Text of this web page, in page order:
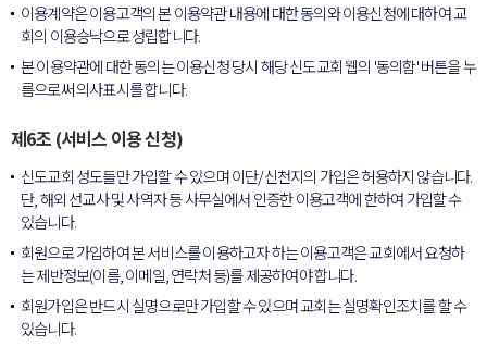
이용계약은 이용고객의 본 이용약관 내용에 대한 동의와 이용신청에 대하여 교
회의 이용승낙으로 성립합니다.
본 이용약관에 대한 동의는 이용신청 당시 해당 신도교회 웹의 '동의함' 버튼을 누
름으로써 의사표시를 합니다.
제6조 (서비스 이용 신청)
신도교회 성도들만 가입할 수 있으며 이단/신천지의 가입은 허용하지 않습니다.
단, 해외 선교사 및 사역자 등 사무실에서 인증한 이용고객에 한하여 가입할 수
있습니다.
회원으로 가입하여 본 서비스를 이용하고자 하는 이용고객은 교회에서 요청하
는 제반정보(이름, 이메일, 연락처 등)를 제공하여야 합니다.
회원가입은 반드시 실명으로만 가입할 수 있으며 교회는 실명확인조치를 할 수
있습니다.